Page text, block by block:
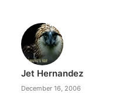
Jet Hernandez
December 16, 2006